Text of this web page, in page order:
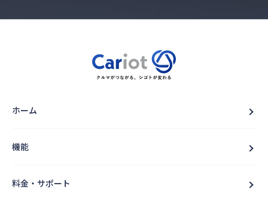
ホーム
機能
料金・サポート